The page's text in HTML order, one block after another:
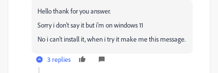
Hello thank for you answer.
Sorry i don't say it but i'm on windows 11
No i can't install it, when i try it make me this message.
3 replies